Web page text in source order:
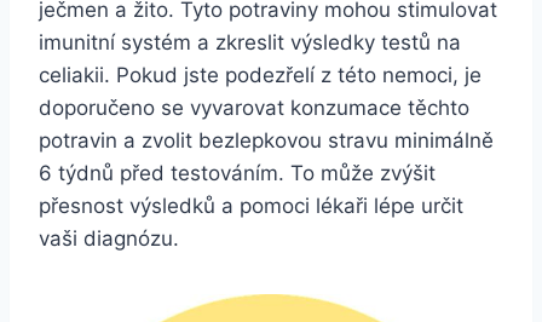
ječmen a žito. Tyto potraviny mohou stimulovat
imunitní systém a zkreslit výsledky testů na
celiakii. Pokud jste podezřelí z této nemoci, je
doporučeno se vyvarovat konzumace těchto
potravin a zvolit bezlepkovou stravu minimálně
6 týdnů před testováním. To může zvýšit
přesnost výsledků a pomoci lékaři lépe určit
vaši diagnózu.